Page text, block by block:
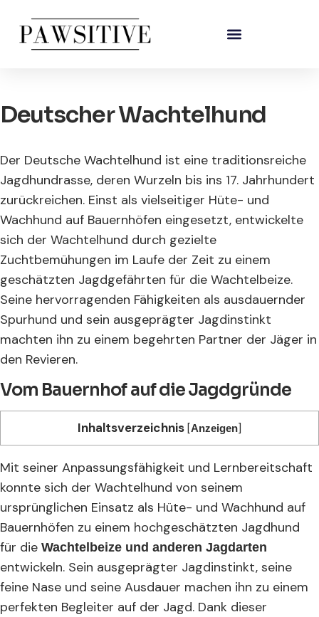
Deutscher Wachtelhund
Der Deutsche Wachtelhund ist eine traditionsreiche
Jagdhundrasse, deren Wurzeln bis ins 17. Jahrhundert
zurückreichen. Einst als vielseitiger Hüte- und
Wachhund auf Bauernhöfen eingesetzt, entwickelte
sich der Wachtelhund durch gezielte
Zuchtbemühungen im Laufe der Zeit zu einem
geschätzten Jagdgefährten für die Wachtelbeize.
Seine hervorragenden Fähigkeiten als ausdauernder
Spurhund und sein ausgeprägter Jagdinstinkt
machten ihn zu einem begehrten Partner der Jäger in
den Revieren.
Vom Bauernhof auf die Jagdgründe
Inhaltsverzeichnis [Anzeigen]
Mit seiner Anpassungsfähigkeit und Lernbereitschaft
konnte sich der Wachtelhund von seinem
ursprünglichen Einsatz als Hüte- und Wachhund auf
Bauernhöfen zu einem hochgeschätzten Jagdhund
für die Wachtelbeize und anderen Jagdarten
entwickeln. Sein ausgeprägter Jagdinstinkt, seine
feine Nase und seine Ausdauer machen ihn zu einem
perfekten Begleiter auf der Jagd. Dank dieser